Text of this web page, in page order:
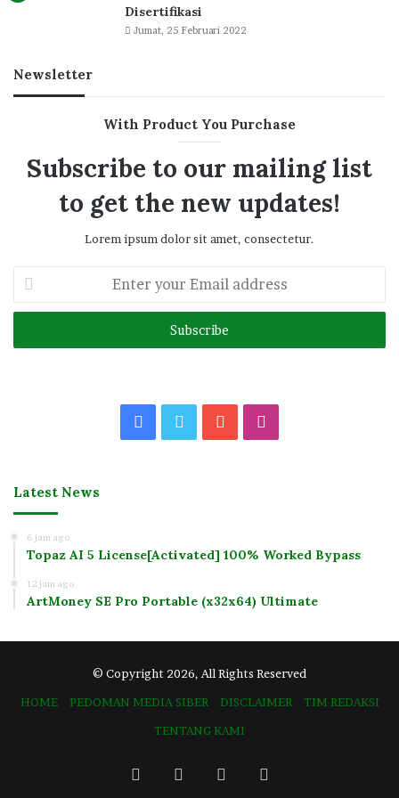
Disertifikasi
Jumat, 25 Februari 2022
Newsletter
With Product You Purchase
Subscribe to our mailing list
to get the new updates!
Lorem ipsum dolor sit amet, consectetur.
your
Email
FacebookTwitterYouTube
Latest News
6 jam ago
Topaz AI 5 License[Activated] 100% Worked Bypass
12 jam ago
ArtMoney SE Pro Portable (x32x64) Ultimate
© Copyright 2026, All Rights Reserved
HOME
PEDOMAN MEDIA SIBER DISCLAIMER
TIM REDAKSI
TENTANG KAMI
FacebookTwitter YouTube